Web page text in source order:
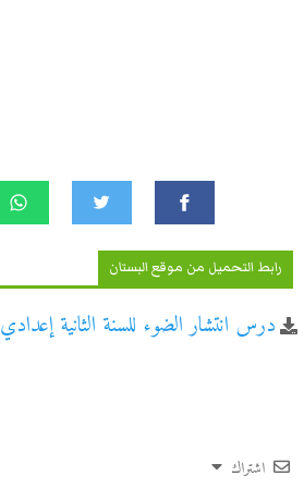
رابط التحميل من موقع البستان
درس انتشار الضوء للسنة الثانية إعدادي
اشتراك